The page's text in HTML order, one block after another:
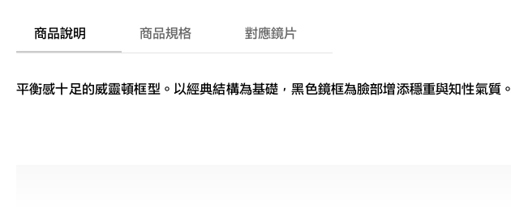
商品說明 商品規格 對應鏡片
平衡感十足的威靈頓框型。以經典結構為基礎，黑色鏡框為臉部增添穩重與知性氣質。